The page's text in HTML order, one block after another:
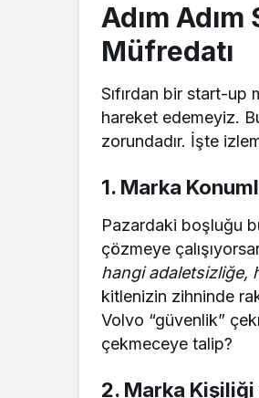
Adım
Müfredatı
Sıfırdan bir start-up
hareket edemeyiz.
zorundadır. İşte
1. Marka
Pazardaki boşluğu
çözmeye
hangi adaletsizliğe,
kitlenizin zihninde
Volvo “güvenlik”
çekmeceye talip?
2. Marka Kişiliği